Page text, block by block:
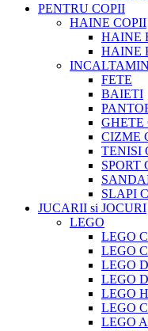
PENTRU COPII
HAINE COPII
HAINE
HAINE
FETE
BAIETI
GHETE
CIZME
TENISI
SPORT
SLAPI
JUCARII si JOCURI
LEGO
LEGO
LEGO
LEGO
LEGO
LEGO
LEGO
LEGO